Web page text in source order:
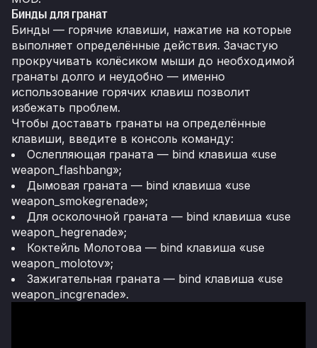
Бинды для гранат
Бинды — горячие клавиши, нажатие на которые
выполняет определённые действия. Зачастую
прокручивать колёсиком мыши до необходимой
гранаты долго и неудобно — именно
использование горячих клавиш позволит
избежать проблем.
Чтобы доставать гранаты на определённые
клавиши, введите в консоль команду:
Ослепляющая граната — bind клавиша «use
weapon_flashbang»;
Дымовая граната — bind клавиша «use
weapon_smokegrenade»;
Для осколочной граната — bind клавиша «use
weapon_hegrenade»;
Коктейль Молотова — bind клавиша «use
weapon_molotov»;
Зажигательная граната — bind клавиша «use
weapon_incgrenade».